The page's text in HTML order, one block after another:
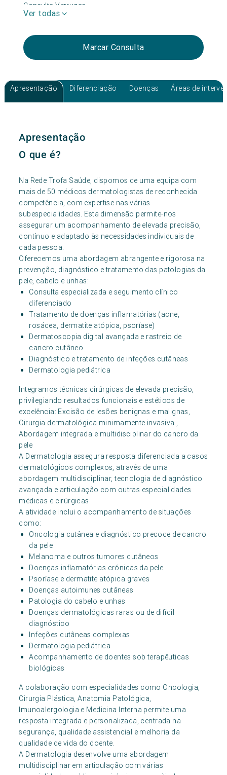
Consulta Verrugas
Consulta Micose
Consulta Cicatrizes
Consulta Dermatologia
Consulta Oncológica
Ver todas
Marcar Consulta
Apresentação Diferenciação Doenças Áreas de
Apresentação
O que é?
Na Rede Trofa Saúde, dispomos de uma equipa com
mais de 50 médicos dermatologistas de reconhecida
competência, com expertise nas várias
subespecialidades. Esta dimensão permite-nos
assegurar um acompanhamento de elevada precisão,
contínuo e adaptado às necessidades individuais de
cada pessoa.
Oferecemos uma abordagem abrangente e rigorosa na
prevenção, diagnóstico e tratamento das patologias da
pele, cabelo e unhas:
Consulta especializada e seguimento clínico
diferenciado
Tratamento de doenças inflamatórias (acne,
rosácea, dermatite atópica, psoríase)
Dermatoscopia digital avançada e rastreio de
cancro cutâneo
Diagnóstico e tratamento de infeções cutâneas
Dermatologia pediátrica
Integramos técnicas cirúrgicas de elevada precisão,
privilegiando resultados funcionais e estéticos de
excelência: Excisão de lesões benignas e malignas,
Cirurgia dermatológica minimamente invasiva ,
Abordagem integrada e multidisciplinar do cancro da
pele
A Dermatologia assegura resposta diferenciada a casos
dermatológicos complexos, através de uma
abordagem multidisciplinar, tecnologia de diagnóstico
avançada e articulação com outras especialidades
médicas e cirúrgicas.
A atividade inclui o acompanhamento de situações
como:
Oncologia cutânea e diagnóstico precoce de cancro
da pele
Melanoma e outros tumores cutâneos
Doenças inflamatórias crónicas da pele
Psoríase e dermatite atópica graves
Doenças autoimunes cutâneas
Patologia do cabelo e unhas
Doenças dermatológicas raras ou de difícil
diagnóstico
Infeções cutâneas complexas
Dermatologia pediátrica
Acompanhamento de doentes sob terapêuticas
biológicas
A colaboração com especialidades como Oncologia,
Cirurgia Plástica, Anatomia Patológica,
Imunoalergologia e Medicina Interna permite uma
resposta integrada e personalizada, centrada na
segurança, qualidade assistencial e melhoria da
qualidade de vida do doente.
A Dermatologia desenvolve uma abordagem
multidisciplinar em articulação com várias